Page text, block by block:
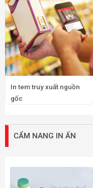
In tem truy xuất nguồn
gốc
CẨM NANG IN ẤN